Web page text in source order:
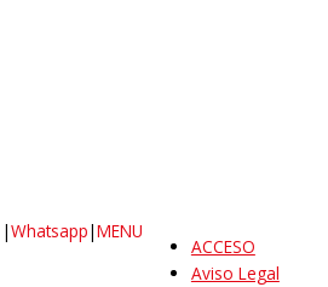
|Whatsapp|MENU
ACCESO
Aviso Legal